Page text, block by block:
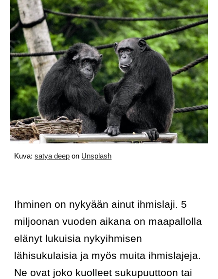
Kuva: satya deep on Unsplash
Ihminen on nykyään ainut ihmislaji. 5
miljoonan vuoden aikana on maapallolla
elänyt lukuisia nykyihmisen
lähisukulaisia ja myös muita ihmislajeja.
Ne ovat joko kuolleet sukupuuttoon tai